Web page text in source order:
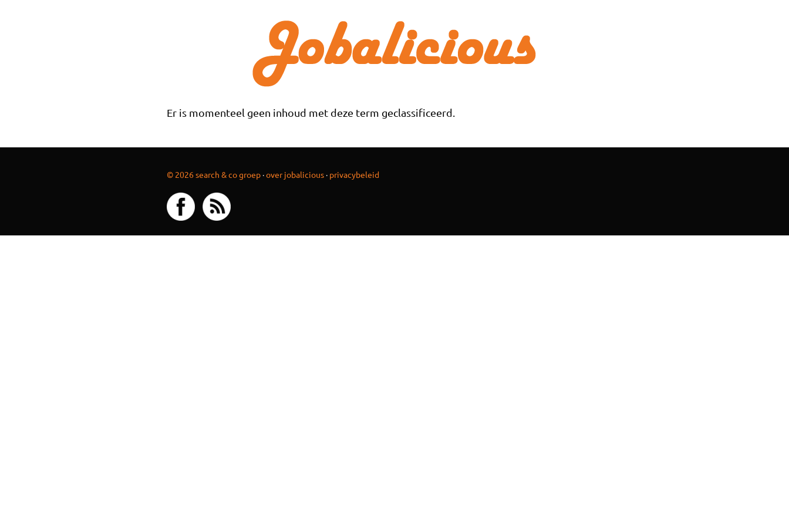
Er is momenteel geen inhoud met deze term geclassificeerd.
© 2026 search & co groep·over jobalicious· privacybeleid